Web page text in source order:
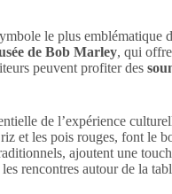
le plus emblématique
de Bob Marley, qui
peuvent profiter des
de l’expérience
et les pois rouges, font le
ajoutent une
rencontres autour de la